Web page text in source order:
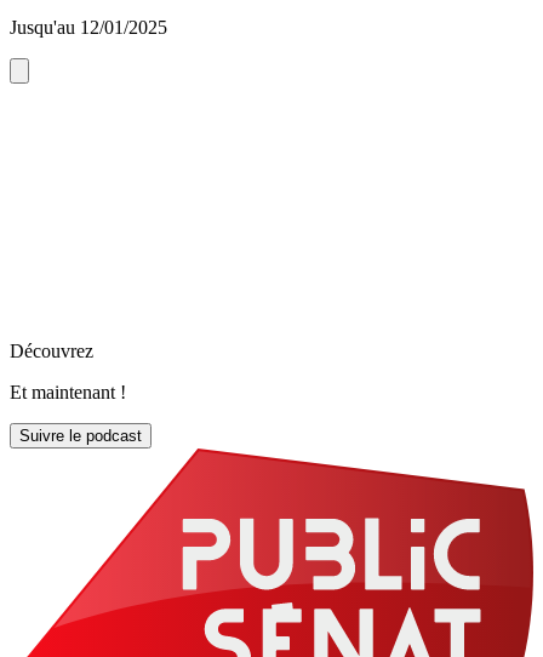
Jusqu'au 12/01/2025
Découvrez
Et maintenant !
Suivre le podcast